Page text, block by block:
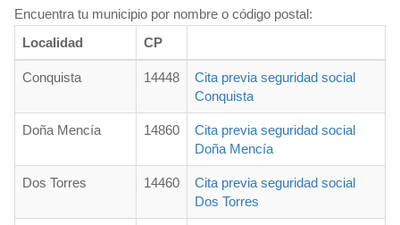
Encuentra tu municipio por nombre o código postal:
Localidad
CP
Conquista 14448
Cita previa seguridad social
Conquista
Doña Mencía 14860
Cita previa seguridad social
Doña Mencía
Dos Torres 14460
Cita previa seguridad social
Dos Torres